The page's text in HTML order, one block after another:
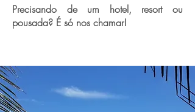
Precisando de um hotel, resort ou
pousada? É só nos chamar!